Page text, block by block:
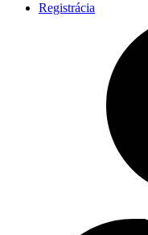
Registrácia